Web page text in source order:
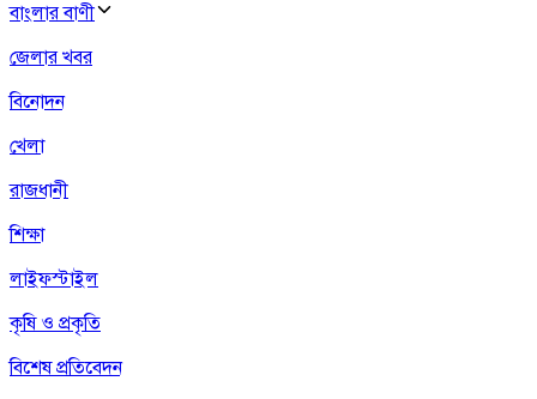
বাংলার বাণী
জেলার খবর
বিনোদন
খেলা
রাজধানী
শিক্ষা
লাইফস্টাইল
কৃষি ও প্রকৃতি
বিশেষ প্রতিবেদন